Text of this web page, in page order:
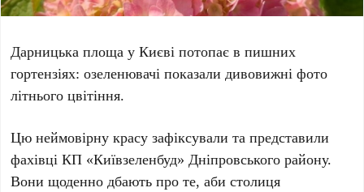
Дарницька площа уКиєві потопає в пишних
гортензіях: озеленювачі показали дивовижні фото
літнього цвітіння.
Цю неймовірну красу зафіксували та представили
фахівціКП «Київзеленбуд» Дніпровського району.
Вони щоденно дбають про те, аби столиця